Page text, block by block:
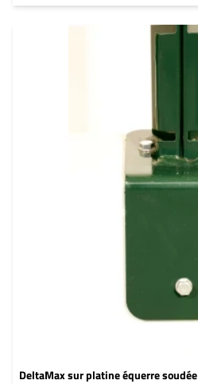
DeltaMax sur platine équerre soudée